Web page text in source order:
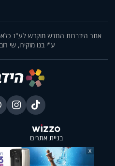
אתר הידברות החדש מוקדש לע"נ
ע"י בנו מוקירו, שי
בניית אתרים
X